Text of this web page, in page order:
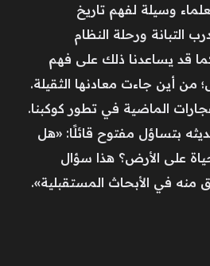
وسيلة لفهم تاريخ
التبانة ورحلة النظام
قد يساعدنا ذلك على فهم
من أين جاءت معادنها الثقيلة.
الماضية في تطور كوكبنا.
بتساؤل مفتوح قائلًا: «هل
على الأرض؟ هذا سؤال
في الأبحاث المستقبلية».